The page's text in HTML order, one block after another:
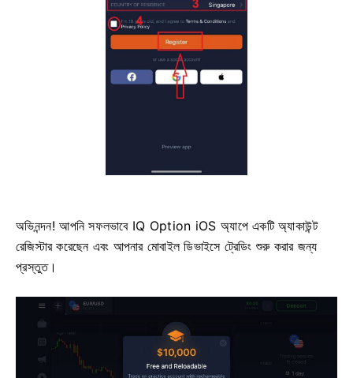
অভিনন্দন! আপনি সফলভাবে IQ Option iOS অ্যাপে একটি অ্যাকাউন্ট
রেজিস্টার করেছেন এবং আপনার মোবাইল ডিভাইসে ট্রেডিং শুরু করার জন্য
প্রস্তুত।